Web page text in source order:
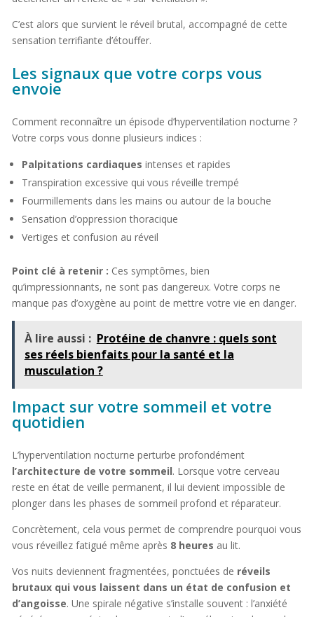
C’est alors que survient le réveil brutal, accompagné de cette
sensation terrifiante d’étouffer.
Les signaux que votre corps vous
envoie
Comment reconnaître un épisode d’hyperventilation nocturne ?
Votre corps vous donne plusieurs indices :
Palpitations cardiaques intenses et rapides
Transpiration excessive qui vous réveille trempé
Fourmillements dans les mains ou autour de la bouche
Sensation d’oppression thoracique
Vertiges et confusion au réveil
Point clé à retenir : Ces symptômes, bien
qu’impressionnants, ne sont pas dangereux. Votre corps ne
manque pas d’oxygène au point de mettre votre vie en danger.
À lire aussi : Protéine de chanvre : quels sont
ses réels bienfaits pour la santé et la
musculation ?
Impact sur votre sommeil et votre
quotidien
L’hyperventilation nocturne perturbe profondément
l’architecture de votre sommeil. Lorsque votre cerveau
reste en état de veille permanent, il lui devient impossible de
plonger dans les phases de sommeil profond et réparateur.
Concrètement, cela vous permet de comprendre pourquoi vous
vous réveillez fatigué même après 8 heures au lit.
Vos nuits deviennent fragmentées, ponctuées de réveils
brutaux qui vous laissent dans un état de confusion et
d’angoisse. Une spirale négative s’installe souvent : l’anxiété